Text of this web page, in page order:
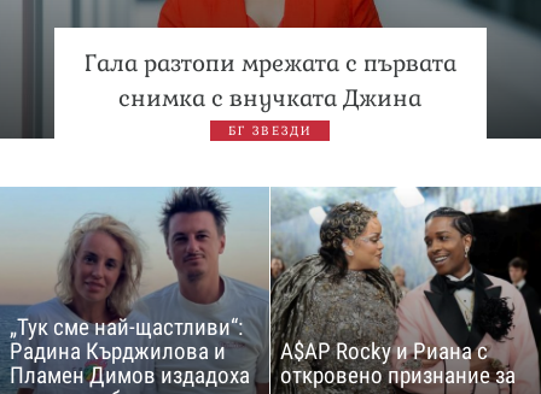
Гала разтопи мрежата с първата
снимка с внучката Джина
БГ ЗВЕЗДИ
„Тук сме най-щастливи“:
Радина Кърджилова и
Пламен Димов издадоха
A$AP Rocky и Риана с
откровено признание за